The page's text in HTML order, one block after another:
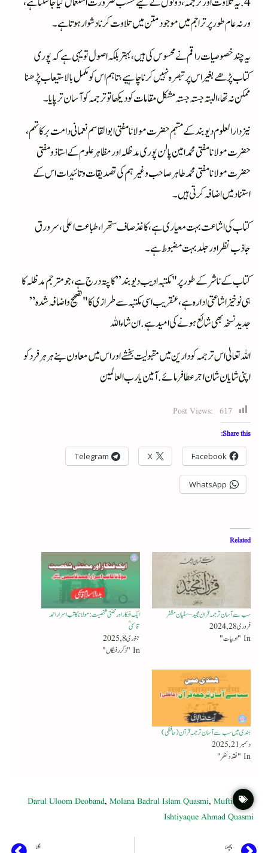
ورنہ عام طور پر تراجم میں موجود متن میں تلاوت کرنا دشوار ہوتا ہے۔
یہ چند خصوصیات راقم نے محسوس کی ہیں، بہتر بلکہ اصول تو یہی ہے کہ پوری
کتاب پڑھے بغیر اس پر تبصرہ نہیں کرنا چاہیے، تاہم اس کو مکمل بالاستیعاب پڑھنا
ممکن نہ تھا، البتہ جستہ جستہ مشکل مقامات کو دیکھا تو ترجمہ کو آسان تر پایا۔
نیز دارالعلوم دیوبند کے مہتمم حضرت مولانا مفتی ابو القاسم نعمانی دامت برکاتہم،
حضرت مولانا مفتی محمد امین پالن پوری مدظلہ اور مظاہر علوم کے استاذ و مفتی
حضرت مولانا مفتی محمد طاہر صاحب وغیرہم کی تصدیقات و تائیدات اس کے
استناد میں اضافہ کرتی ہیں۔
کتاب کی اشاعت بہت معیاری ہے، کاغذ صاف ستھرا، طباعت اعلی، سرورق
جاذب نظر اور جلد بہت مضبوط ہے۔
کتاب کے ناشر کے طور پر "مکتبہ ادیب دیوبند” کا پتہ درج ہے، جو مترجم مدظلہ کا
ہی نوخیز اشاعتی ادارہ ہے، عنقریب اسی مکتبہ سے طرازی کا "تصحیح و اضافہ شدہ”
جدید نسخہ بھی شائع ہونے کی امید ہے. ان شاء اللہ
اللہ تعالیٰ اس ترجمہ کو دارین میں مقبولیت بخشے اور اس میں معاون بنے ہر ہر فرد کو
اپنی شایان شان اجر عطا فرمائے. آمین یا رب العالمین
Post Views: 617
Share this:
Facebook
X
Telegram
WhatsApp
Related
سب سے آسان ترجمہ قران مجید – سفیان مظفر
فروری 28, 2024
In "ادبیات"
ایک فنکار اور محنتی شخصیت : مولانا کاتب اسرار احمد
قاسمی ؒ
جنوری 8, 2025
In "ذکر رفتگاں"
ہندی میں سب سے آسان ترجمہ قرآن (حافظی)
دسمبر 21, 2025
In "نقد ونظر"
Darul Uloom Deoband,Molana Badrul Islam Quasmi,Mufti
Ishtiyaque Ahmad Quasmi
پچھلا
اگلا